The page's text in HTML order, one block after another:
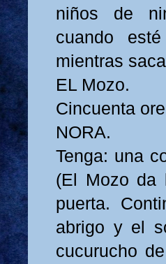
niños de
cuando
mientras
EL Mozo.
Cincuenta
NORA.
Tenga: una
(El Mozo da
puerta.
abrigo y el
cucurucho